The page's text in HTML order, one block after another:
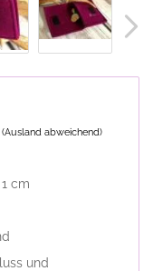
(Ausland abweichend)
cm
und